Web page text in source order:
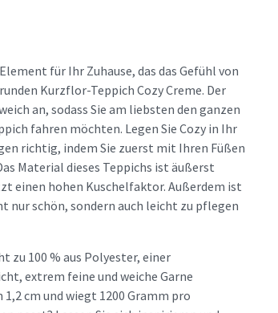
für Ihr Zuhause, das das Gefühl von
Kurzflor-Teppich Cozy Creme. Der
an, sodass Sie am liebsten den ganzen
fahren möchten. Legen Sie Cozy in Ihr
richtig, indem Sie zuerst mit Ihren Füßen
Material dieses Teppichs ist äußerst
einen hohen Kuschelfaktor. Außerdem ist
nur schön, sondern auch leicht zu pflegen
zu 100 % aus Polyester, einer
extrem feine und weiche Garne
cm und wiegt 1200 Gramm pro